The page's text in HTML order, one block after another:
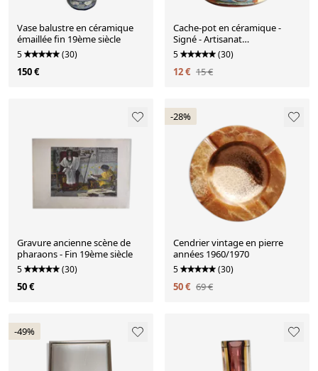
Vase balustre en céramique
émaillée fin 19ème siècle
5 (30)
150 €
Cache-pot en céramique -
Signé - Artisanat
méditerranéen
5 (30)
12 € 15 €
Gravure ancienne scène de
pharaons - Fin 19ème siècle
5 (30)
50 €
-28%
Cendrier vintage en pierre
années 1960/1970
5 (30)
50 € 69 €
-49%